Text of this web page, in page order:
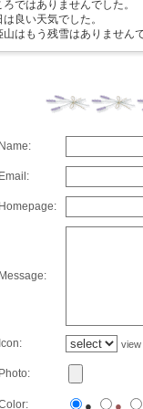
ろではありませんでした。
は良い天気でした。
山はもう残雪はありませんで
Name:
Email:
Homepage:
Message:
Icon: view
Photo:
● ●